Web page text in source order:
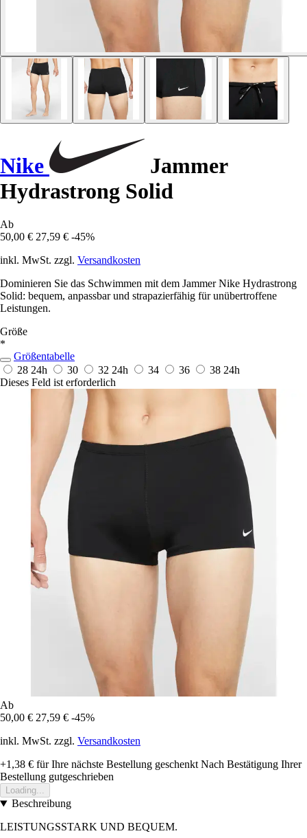
Nike
Jammer
Hydrastrong Solid
Ab
50,00 € 27,59 € -45%
inkl. MwSt. zzgl. Versandkosten
Dominieren Sie das Schwimmen mit dem Jammer Nike Hydrastrong
Solid: bequem, anpassbar und strapazierfähig für unübertroffene
Leistungen.
Größe
*
Größentabelle
28 24h 30 32 24h 34 36 38 24h
Dieses Feld ist erforderlich
Ab
50,00 € 27,59 € -45%
inkl. MwSt. zzgl. Versandkosten
+1,38 € für Ihre nächste Bestellung geschenkt Nach Bestätigung Ihrer
Bestellung gutgeschrieben
Loading...
Beschreibung
LEISTUNGSSTARK UND BEQUEM.